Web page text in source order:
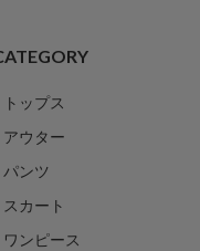
トップス
アウター
パンツ
スカート
ワンピース